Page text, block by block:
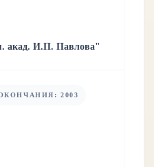
И.П. Павлова"
:2003